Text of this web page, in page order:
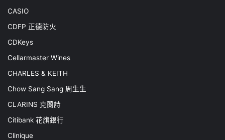
CASIO
CDFP 正德防火
CDKeys
Cellarmaster Wines
CHARLES & KEITH
Chow Sang Sang 周生生
CLARINS 克蘭詩
Citibank 花旗銀行
Clinique